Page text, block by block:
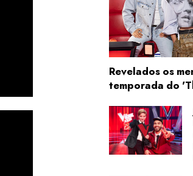
Revelados os
temporada do